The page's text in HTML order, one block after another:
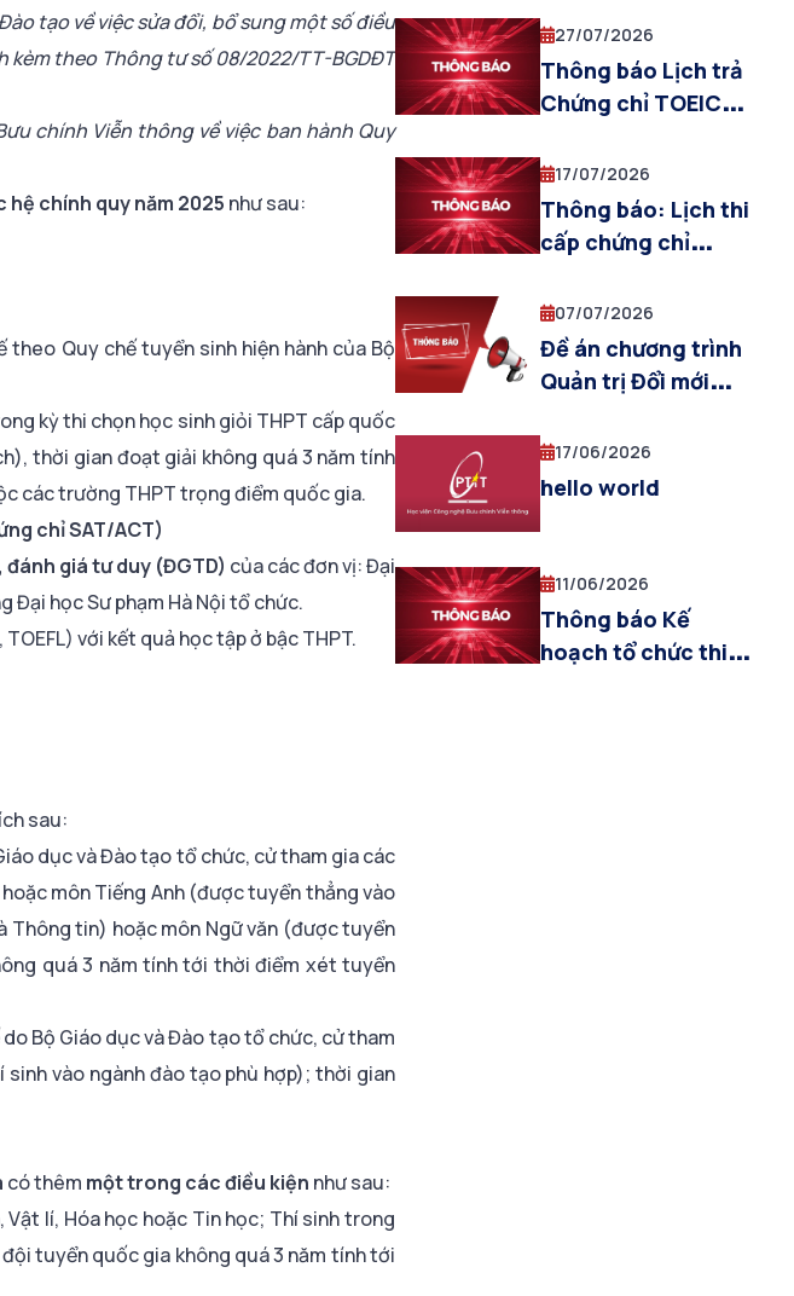
tạo về việc sửa đổi, bổ sung một số điều
kèm theo Thông tư số 08/2022/TT-BGDĐT
chính Viễn thông về việc ban hành Quy
chính quy năm 2025 như sau:
Quy chế tuyển sinh hiện hành của Bộ
kỳ thi chọn học sinh giỏi THPT cấp quốc
thời gian đoạt giải không quá 3 năm tính
các trường THPT trọng điểm quốc gia.
chỉ SAT/ACT)
giá tư duy (ĐGTD) của các đơn vị: Đại
Đại học Sư phạm Hà Nội tổ chức.
với kết quả học tập ở bậc THPT.
sau:
dục và Đào tạo tổ chức, cử tham gia các
môn Tiếng Anh (được tuyển thẳng vào
Thông tin) hoặc môn Ngữ văn (được tuyển
quá 3 năm tính tới thời điểm xét tuyển
Bộ Giáo dục và Đào tạo tổ chức, cử tham
vào ngành đào tạo phù hợp); thời gian
có thêm một trong các điều kiện như sau:
lí, Hóa học hoặc Tin học; Thí sinh trong
tuyển quốc gia không quá 3 năm tính tới
27/07/2026
Thông báo Lịch trả
Chứng chỉ TOEIC
ngày 19/07/2026)
17/07/2026
Thông báo: Lịch thi
cấp chứng chỉ
thi tháng 07/2026)
07/07/2026
Đề án chương trình
Quản trị Đổi mới
nghiệp
17/06/2026
hello world
11/06/2026
Thông báo Kế
hoạch tổ chức thi